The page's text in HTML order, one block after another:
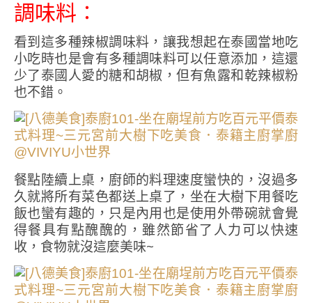
調味料∶
看到這多種辣椒調味料，讓我想起在泰國當地吃
小吃時也是會有多種調味料可以任意添加，這還
少了泰國人愛的糖和胡椒，但有魚露和乾辣椒粉
也不錯。
餐點陸續上桌，廚師的料理速度蠻快的，沒過多
久就將所有菜色都送上桌了，坐在大樹下用餐吃
飯也蠻有趣的，只是內用也是使用外帶碗就會覺
得餐具有點醜醜的，雖然節省了人力可以快速
收，食物就沒這麼美味~